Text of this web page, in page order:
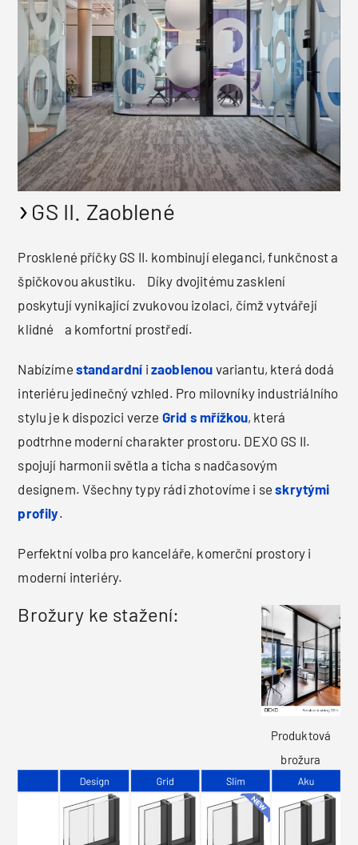
GS II. Zaoblené
Prosklené příčky GS II. kombinují eleganci, funkčnost a
špičkovou akustiku. Díky dvojitému zasklení
poskytují vynikající zvukovou izolaci, čímž vytvářejí
klidné a komfortní prostředí.
Nabízíme standardní i zaoblenou variantu, která dodá
interiéru jedinečný vzhled. Pro milovníky industriálního
stylu je k dispozici verze Grid s mřížkou, která
podtrhne moderní charakter prostoru. DEXO GS II.
spojují harmonii světla a ticha s nadčasovým
designem. Všechny typy rádi zhotovíme i se skrytými
profily.
Perfektní volba pro kanceláře, komerční prostory i
moderní interiéry.
Brožury ke stažení:
Produktová
brožura